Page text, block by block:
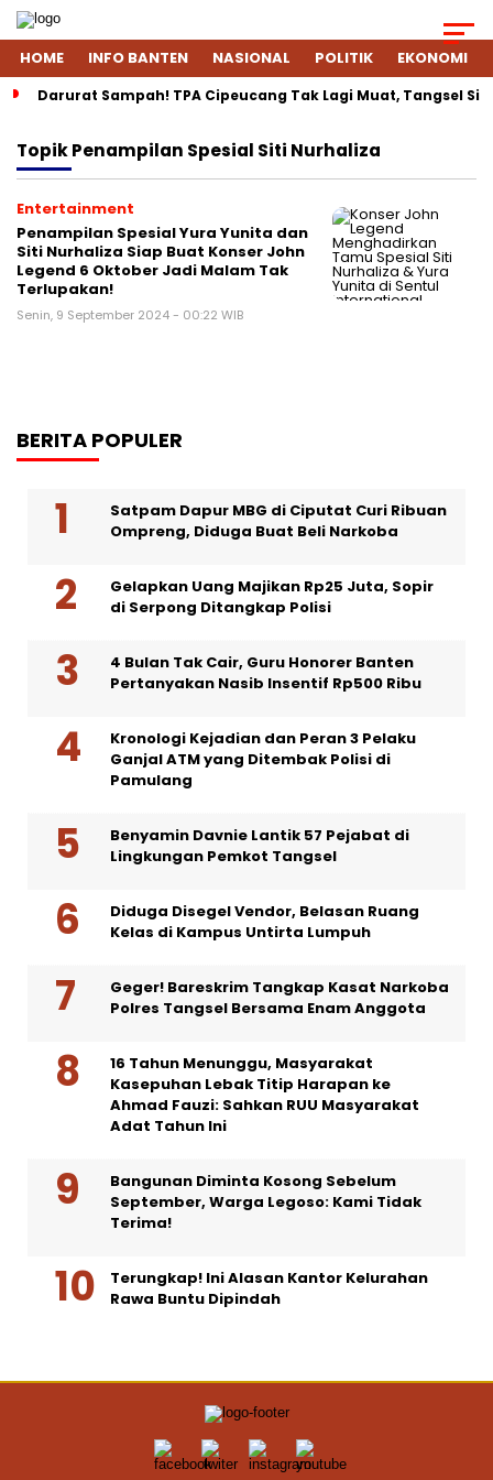
HOME INFO BANTEN NASIONAL POLITIK EKONOMI
Darurat Sampah! TPA Cipeucang Tak Lagi Muat, Tangsel
TopikPenampilan Spesial Siti Nurhaliza
Entertainment
Penampilan Spesial Yura Yunita dan
Siti Nurhaliza Siap Buat Konser John
Legend 6 Oktober Jadi Malam Tak
Terlupakan!
Senin, 9 September 2024 - 00:22 WIB
BERITA POPULER
Satpam Dapur MBG di Ciputat Curi Ribuan
Ompreng, Diduga Buat Beli Narkoba
Gelapkan Uang Majikan Rp25 Juta, Sopir
di Serpong Ditangkap Polisi
4 Bulan Tak Cair, Guru Honorer Banten
Pertanyakan Nasib Insentif Rp500 Ribu
Kronologi Kejadian dan Peran 3 Pelaku
Ganjal ATM yang Ditembak Polisi di
Pamulang
Benyamin Davnie Lantik 57 Pejabat di
Lingkungan Pemkot Tangsel
Diduga Disegel Vendor, Belasan Ruang
Kelas di Kampus Untirta Lumpuh
Geger! Bareskrim Tangkap Kasat Narkoba
Polres Tangsel Bersama Enam Anggota
16 Tahun Menunggu, Masyarakat
Kasepuhan Lebak Titip Harapan ke
Ahmad Fauzi: Sahkan RUU Masyarakat
Adat Tahun Ini
Bangunan Diminta Kosong Sebelum
September, Warga Legoso: Kami Tidak
Terima!
Terungkap! Ini Alasan Kantor Kelurahan
Rawa Buntu Dipindah